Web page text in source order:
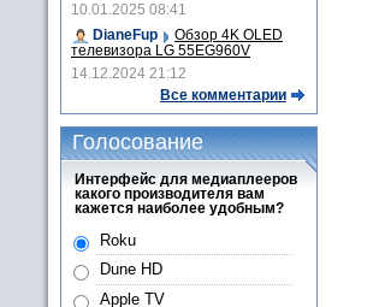
10.01.2025 08:41
DianeFup
Обзор 4K OLED
телевизора LG 55EG960V
14.12.2024 21:12
Все комментарии
Голосование
Интерфейс для медиаплееров
какого производителя вам
кажется наиболее удобным?
Roku
Dune HD
Apple TV